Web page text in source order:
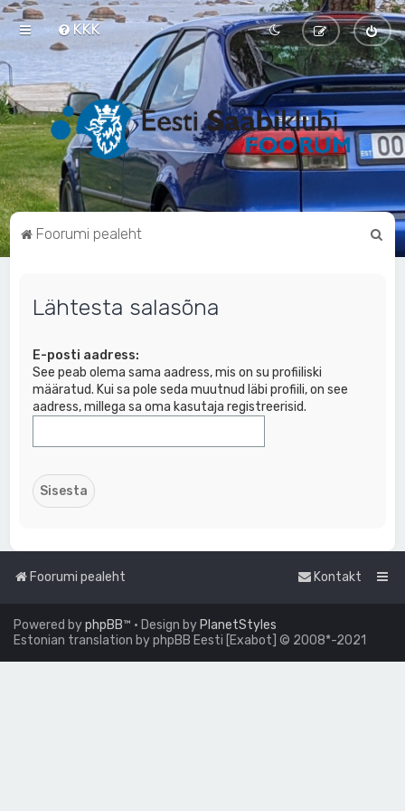
KKK
Foorumi pealeht
Lähtesta salasõna
E-posti aadress:
See peab olema sama aadress, mis on su profiiliski
määratud. Kui sa pole seda muutnud läbi profiili, on see
aadress, millega sa oma kasutaja registreerisid.
Foorumi pealeht Kontakt
Powered byphpBB™ • Design by PlanetStyles
Estonian translation by phpBB Eesti [Exabot] © 2008*-2021